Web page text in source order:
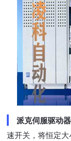
派克伺服驱动
速开关，将恒定